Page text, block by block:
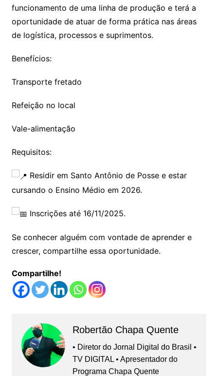
funcionamento de uma linha de produção e terá a
oportunidade de atuar de forma prática nas áreas
de logística, processos e suprimentos.
Benefícios:
Transporte fretado
Refeição no local
Vale-alimentação
Requisitos:
Residir em Santo Antônio de Posse e estar
cursando o Ensino Médio em 2026.
Inscrições até 16/11/2025.
Se conhecer alguém com vontade de aprender e
crescer, compartilhe essa oportunidade.
Compartilhe!
Robertão Chapa Quente
• Diretor do Jornal Digital do Brasil •
TV DIGITAL • Apresentador do
Programa Chapa Quente